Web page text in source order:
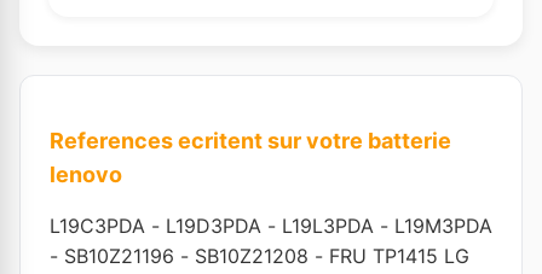
References ecritent sur votre batterie
lenovo
L19C3PDA - L19D3PDA - L19L3PDA - L19M3PDA
- SB10Z21196 - SB10Z21208 - FRU TP1415 LG